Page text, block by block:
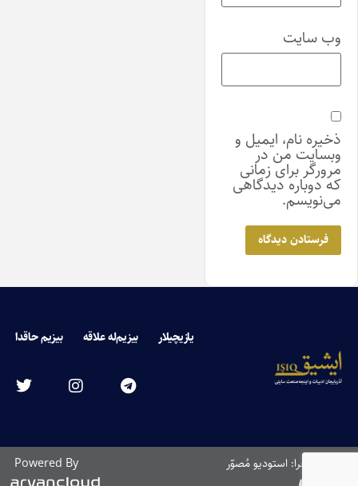
وب‌ سایت
ذخیره نام، ایمیل و
وبسایت من در
مرورگر برای زمانی
که دوباره دیدگاهی
می‌نویسم.
یازیچیلار بیزیم‌له علاقه بیزیم حاقدا
طراحی و اجرا: استودیو مُصوّر Powered By